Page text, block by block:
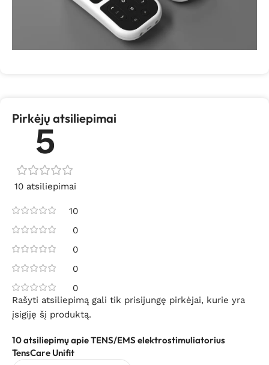
Pirkėjų atsiliepimai
5
10 atsiliepimai
10
0
0
0
0
10 atsiliepimų apieTENS/EMS elektrostimuliatorius
TensCare Unifit
Rašyti atsiliepimą gali tik prisijungę pirkėjai, kurie yra
įsigiję šį produktą.